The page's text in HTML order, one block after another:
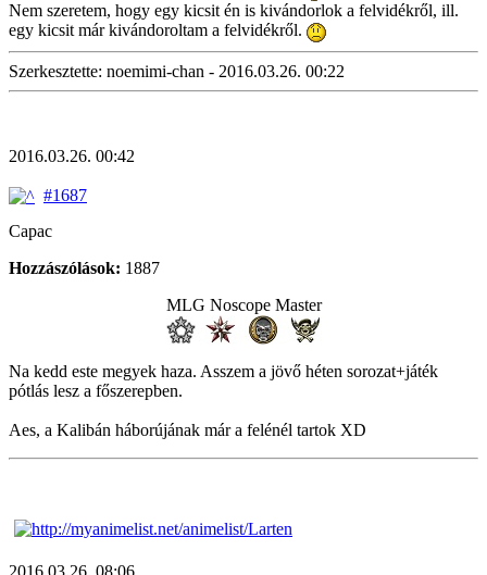
Nem szeretem, hogy egy kicsit én is kivándorlok a felvidékről, ill.
egy kicsit már kivándoroltam a felvidékről.
Szerkesztette: noemimi-chan - 2016.03.26. 00:22
2016.03.26. 00:42
#1687
Capac
Hozzászólások: 1887
MLG Noscope Master
Na kedd este megyek haza. Asszem a jövő héten sorozat+játék
pótlás lesz a főszerepben.
Aes, a Kalibán háborújának már a felénél tartok XD
2016.03.26. 08:06